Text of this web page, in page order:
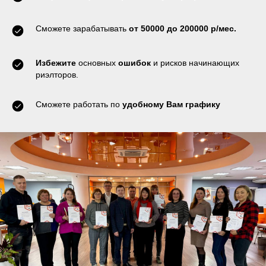
Сможете зарабатывать от 50000 до 200000 р/мес.
Избежите основных ошибок и рисков начинающих
риэлторов.
Сможете работать по удобному Вам графику